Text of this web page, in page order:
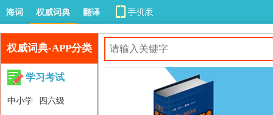
海词 权威词典 翻译
权威词典-APP分类
学习考试
中小学 四六级